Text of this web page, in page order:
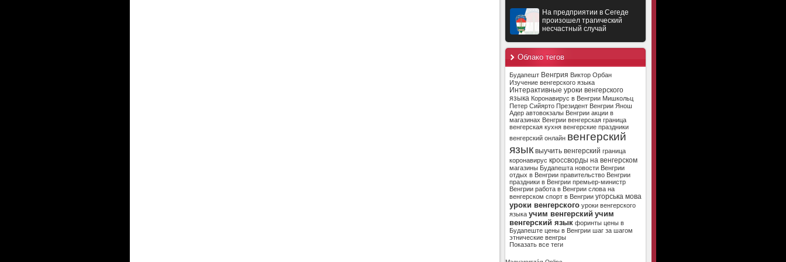
На предприятии в Сегеде
произошел трагический
несчастный случай
Облако тегов
Будапешт Венгрия Виктор Орбан
Изучение венгерского языка
Интерактивные уроки венгерского
языка Коронавирус в Венгрии Мишкольц
Петер Сийярто Президент Венгрии Янош
Адер автовокзалы Венгрии акции в
магазинах Венгрии венгерская граница
венгерская кухня венгерские праздники
венгерский онлайн венгерский
язык выучить венгерский граница
коронавирус кроссворды на венгерском
магазины Будапешта новости Венгрии
отдых в Венгрии правительство Венгрии
праздники в Венгрии премьер-министр
Венгрии работа в Венгрии слова на
венгерском спорт в Венгрии угорська мова
уроки венгерского уроки венгерского
языка учим венгерский учим
венгерский язык форинты цены в
Будапеште цены в Венгрии шаг за шагом
этнические венгры
Показать все теги